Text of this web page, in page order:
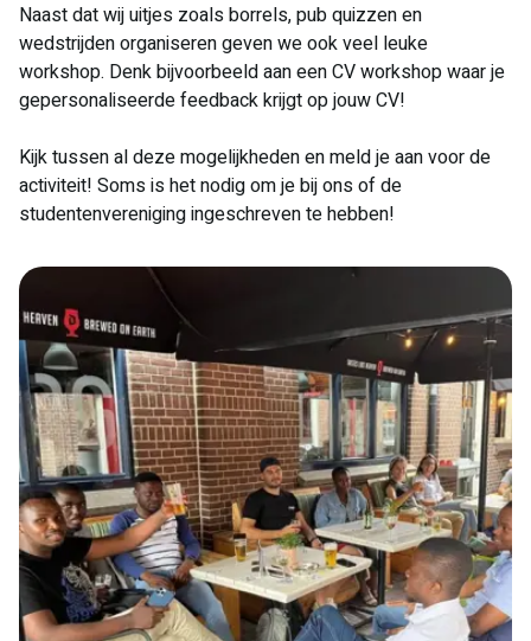
Naast dat wij uitjes zoals borrels, pub quizzen en
wedstrijden organiseren geven we ook veel leuke
workshop. Denk bijvoorbeeld aan een CV workshop waar je
gepersonaliseerde feedback krijgt op jouw CV!
Kijk tussen al deze mogelijkheden en meld je aan voor de
activiteit! Soms is het nodig om je bij ons of de
studentenvereniging ingeschreven te hebben!